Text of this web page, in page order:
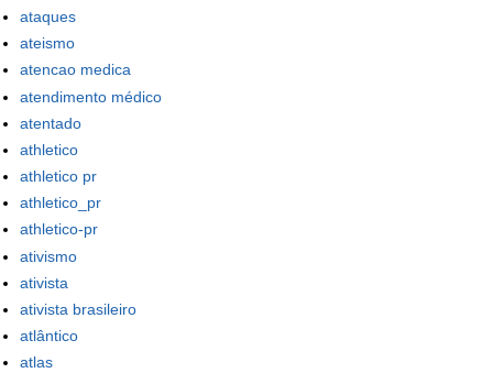
ataques
ateismo
atencao medica
atendimento médico
atentado
athletico
athletico pr
athletico_pr
athletico-pr
ativismo
ativista
ativista brasileiro
atlântico
atlas